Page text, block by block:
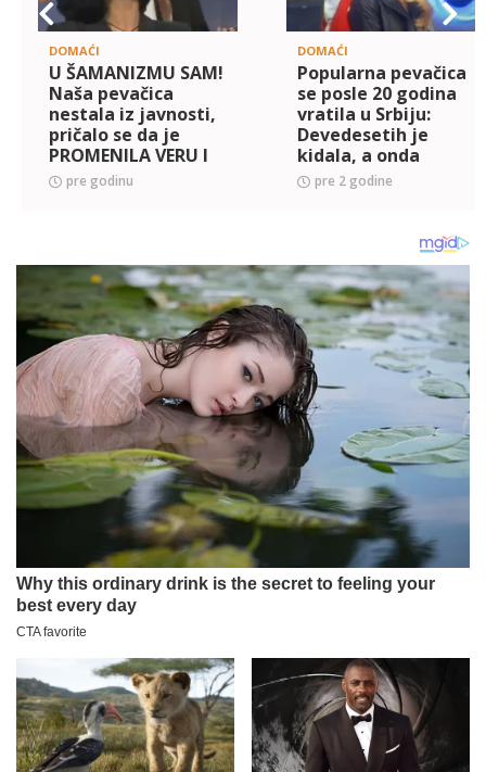
DOMAĆI
U ŠAMANIZMU SAM!
Naša pevačica
nestala iz javnosti,
pričalo se da je
PROMENILA VERU I
IME: Ljudi
neozbiljno shvataju
pre godinu
DOMAĆI
Popularna pevačica
se posle 20 godina
vratila u Srbiju:
Devedesetih je
kidala, a onda
napustila zemlju i
rodila četvoro dece,
pre 2 godine